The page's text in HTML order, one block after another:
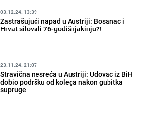
03.12.24. 13:39
Zastrašujući napad u Austriji: Bosanac i
Hrvat silovali 76-godišnjakinju?!
23.11.24. 21:07
Stravična nesreća u Austriji: Udovac iz BiH
dobio podršku od kolega nakon gubitka
supruge